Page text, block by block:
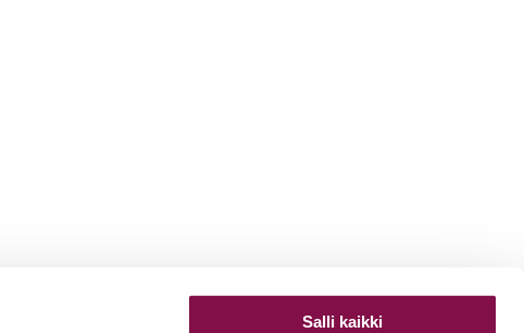
Salli kaikki